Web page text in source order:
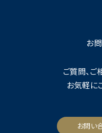
お
ご質問、ご
お気軽に
お問い